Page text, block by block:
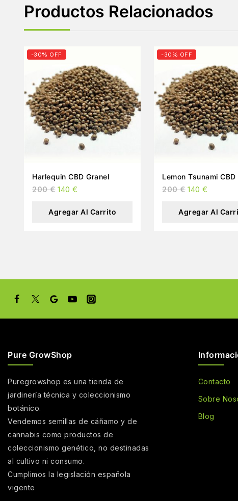
Productos Relacionados
-30% OFF
Harlequin CBD Granel
200€ 140 €
Agregar Al Carrito
-30% OFF
200€ 140€
Agregar Al
Pure GrowShop
Puregrowshop es una tienda de
jardinería técnica y coleccionismo
botánico.
Vendemos semillas de cáñamo y de
cannabis como productos de
coleccionismo genético, no destinadas
al cultivo ni consumo.
Cumplimos la legislación española
vigente
Contacto
Sobre
Blog